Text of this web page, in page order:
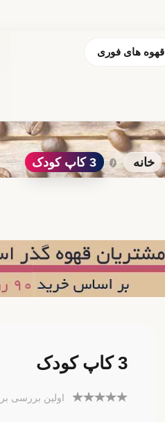
قهوه های فوری
خانه 3 کاپ کودک
3 کاپ کودک
اولین بررسی